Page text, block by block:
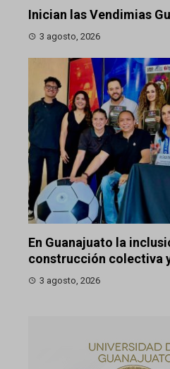
Inician las Vendimias
3 agosto, 2026
En Guanajuato la
construcción colectiva
3 agosto, 2026